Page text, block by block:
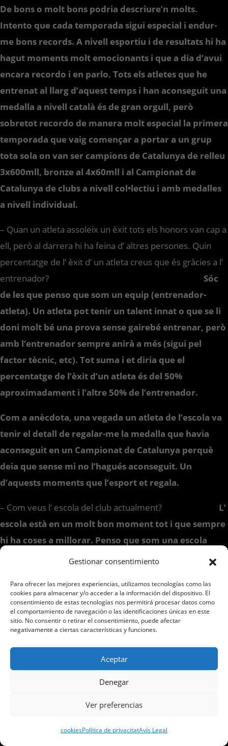
Gestionar consentimiento
Para ofrecer las mejores experiencias, utilizamos tecnologías como las
cookies para almacenar y/o acceder a la información del dispositivo. El
consentimiento de estas tecnologías nos permitirá procesar datos como
el comportamiento de navegación o las identificaciones únicas en este
sitio. No consentir o retirar el consentimiento, puede afectar
negativamente a ciertas características y funciones.
Aceptar
Denegar
Ver preferencias
cookiesPolítica de privacitatAvís Legal
De bons o molt bons podria descriure’n molts.
Intento que cada temporada sigui especial i endur-
me bons records. A nivell esportiu i de resultats hi ha
hagut moments molt emocionants i que a dia d’avui
encara recordo i en parlo. Tots els atletes que he
entrenat al llarg d’aquest temps i han aconseguit una
medalla a nivell català és de gran orgull, però
sobretot recordo de manera molt especial la primera
temporada que vaig començar a portar a un grup
tota sola on van ser campions de Catalunya de relleu
3x600mll, bronze al 4x60mll i al Campionat de
Catalunya de clubs a nivell col•lectiu i amb medalles
a nivell individual.
– Quan un atleta assoleix un èxit tots els honors van cap a
ell, però al darrera hi ha feina d’ altres persones. Quin
percentatge de l’ èxit d’ un atleta creus que és gràcies a l’
entrenador? Sóc
de les que penso que som un equip (entrenador-
atleta). Un atleta pot tenir un talent innat o que se li
doni molt bé una prova sense gairebé entrenar, però
amb l’entrenador sempre anirà a més (sigui pel
factor tècnic, etc). Tot suma i et diria que el
percentatge de l’èxit d’un atleta és del 50%
aproximadament i l’altre 50% de l’entrenador.
Com a anècdota, una vegada un atleta de l’escola va
tenir el detall de regalar-me la medalla que havia
aconseguit en un Campionat de Catalunya perquè
deia que sense mi no l’hagués aconseguit. Un
d’aquests moments que l’esport et regala.
– Com veus l’ escola del club actualment? L’
escola està en un molt bon moment tot i que sempre
hi ha coses a millorar. Penso que som una escola
d’atletisme que ens caracteritza el fet de fer equip i
atletes com l’esforç, la motivació, la constància, la
superació, el compromís, el treball en equip i el
respecte entre uns i altres.
de les millors escoles de Catalunya tan pel volum
d’atletes que assisteixen a cada competició com pels
resultats que s’obtenen. Any rere any aconseguim
estar a les millors competicionsa nivell català i
obtenint cada temporada.